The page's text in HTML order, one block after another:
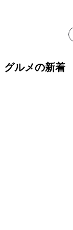
グルメの新着